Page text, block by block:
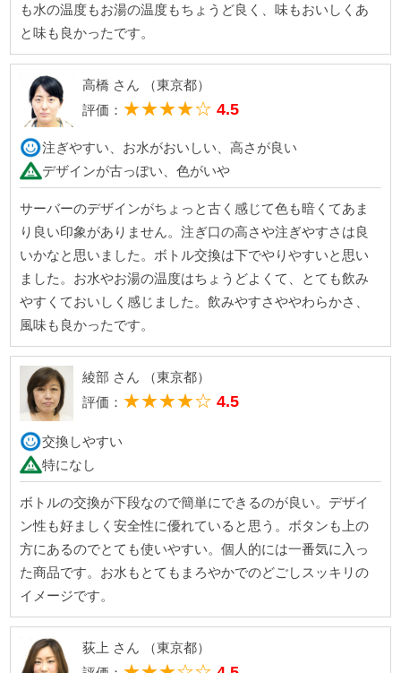
も水の温度もお湯の温度もちょうど良く、味もおいしくあ
と味も良かったです。
高橋 さん （東京都）
評価： ★★★★☆ 4.5
注ぎやすい、お水がおいしい、高さが良い
デザインが古っぽい、色がいや
サーバーのデザインがちょっと古く感じて色も暗くてあま
り良い印象がありません。注ぎ口の高さや注ぎやすさは良
いかなと思いました。ボトル交換は下でやりやすいと思い
ました。お水やお湯の温度はちょうどよくて、とても飲み
やすくておいしく感じました。飲みやすさややわらかさ、
風味も良かったです。
綾部 さん （東京都）
評価： ★★★★☆ 4.5
交換しやすい
特になし
ボトルの交換が下段なので簡単にできるのが良い。デザイ
ン性も好ましく安全性に優れていると思う。ボタンも上の
方にあるのでとても使いやすい。個人的には一番気に入っ
た商品です。お水もとてもまろやかでのどごしスッキリの
イメージです。
荻上 さん （東京都）